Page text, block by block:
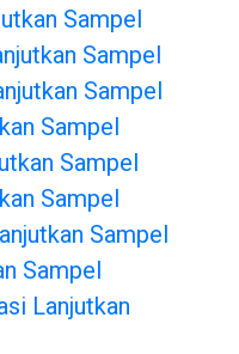
Sampel
Sampel
Sampel
Sampel
Sampel
Sampel
Sampel
Sampel
Lanjutkan